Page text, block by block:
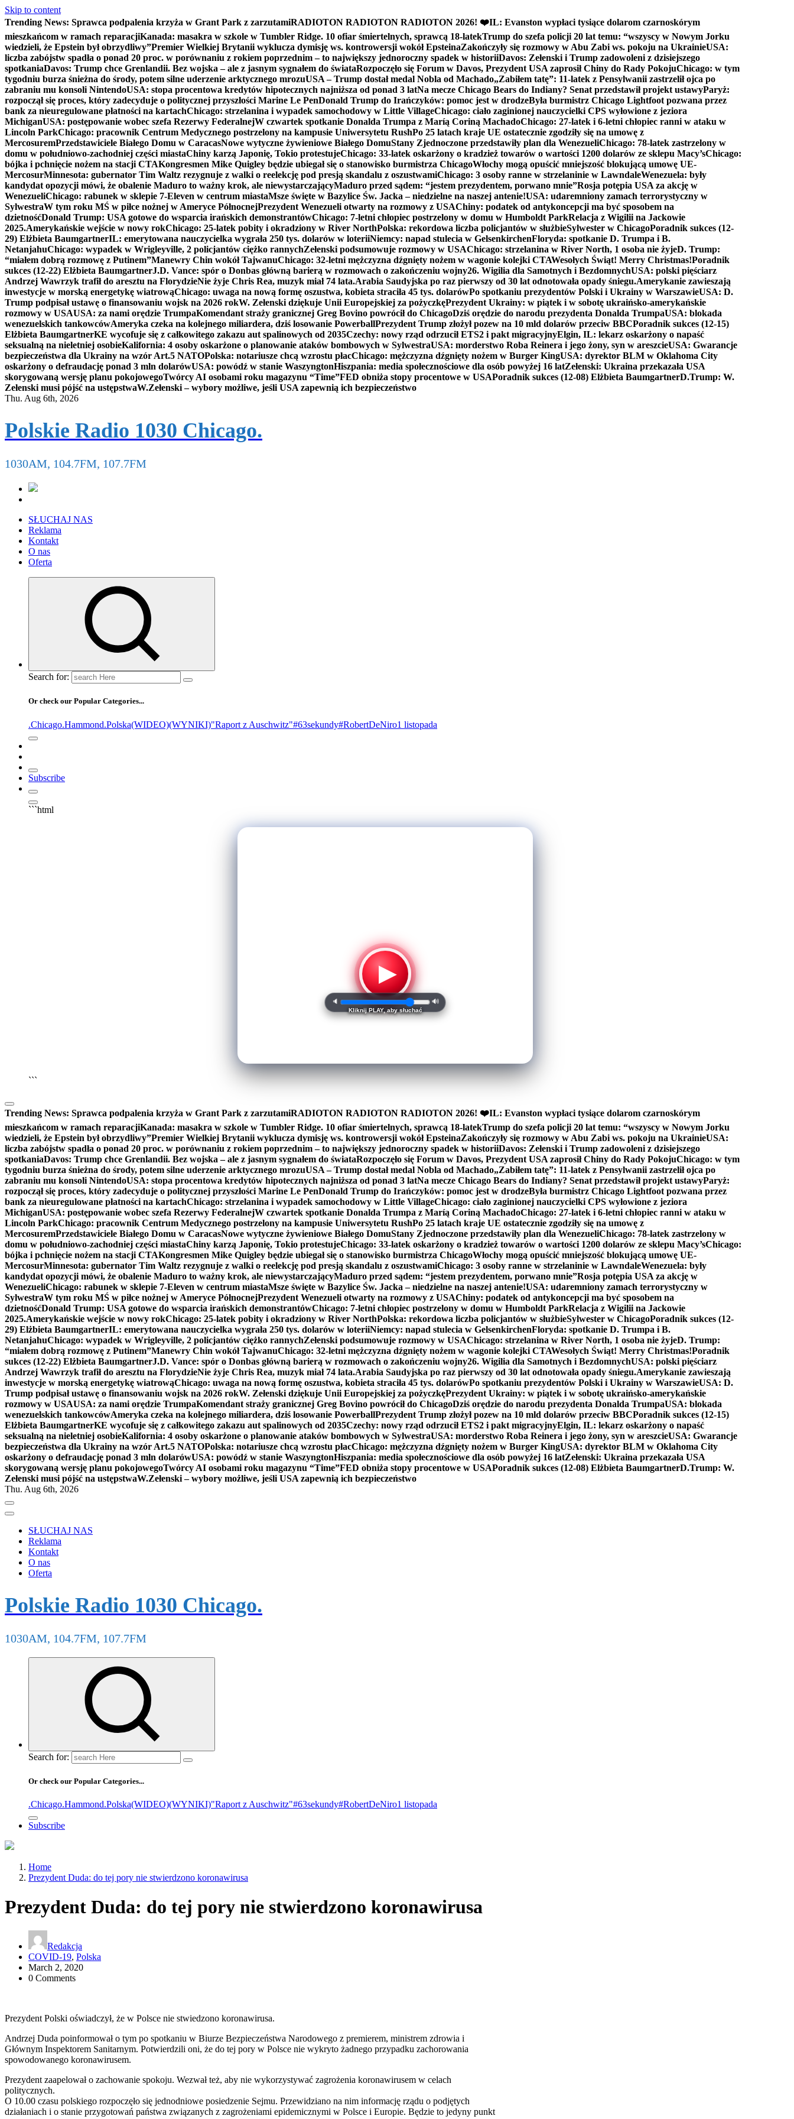
Skip to content
Trending News: Sprawca podpalenia krzyża w Grant Park z zarzutamiRADIOTON RADIOTON RADIOTON 2026! ❤️IL: Evanston wypłaci tysiące dolarom czarnoskórym
mieszkańcom w ramach reparacjiKanada: masakra w szkole w Tumbler Ridge. 10 ofiar śmiertelnych, sprawcą 18-latekTrump do szefa policji 20 lat temu: “wszyscy w Nowym Jorku
wiedzieli, że Epstein był obrzydliwy”Premier Wielkiej Brytanii wyklucza dymisję ws. kontrowersji wokół EpsteinaZakończyły się rozmowy w Abu Zabi ws. pokoju na UkrainieUSA:
liczba zabójstw spadła o ponad 20 proc. w porównaniu z rokiem poprzednim – to największy jednoroczny spadek w historiiDavos: Zełenski i Trump zadowoleni z dzisiejszego
spotkaniaDavos: Trump chce Grenlandii. Bez wojska – ale z jasnym sygnałem do świataRozpoczęło się Forum w Davos, Prezydent USA zaprosił Chiny do Rady PokojuChicago: w tym
tygodniu burza śnieżna do środy, potem silne uderzenie arktycznego mrozuUSA – Trump dostał medal Nobla od Machado„Zabiłem tatę”: 11-latek z Pensylwanii zastrzelił ojca po
zabraniu mu konsoli NintendoUSA: stopa procentowa kredytów hipotecznych najniższa od ponad 3 latNa mecze Chicago Bears do Indiany? Senat przedstawił projekt ustawyParyż:
rozpoczął się proces, który zadecyduje o politycznej przyszłości Marine Le PenDonald Trump do Irańczyków: pomoc jest w drodzeByła burmistrz Chicago Lightfoot pozwana przez
bank za nieuregulowane płatności na kartachChicago: strzelanina i wypadek samochodowy w Little VillageChicago: ciało zaginionej nauczycielki CPS wyłowione z jeziora
MichiganUSA: postępowanie wobec szefa Rezerwy FederalnejW czwartek spotkanie Donalda Trumpa z Maríą Coriną MachadoChicago: 27-latek i 6-letni chłopiec ranni w ataku w
Lincoln ParkChicago: pracownik Centrum Medycznego postrzelony na kampusie Uniwersytetu RushPo 25 latach kraje UE ostatecznie zgodziły się na umowę z
MercosuremPrzedstawiciele Białego Domu w CaracasNowe wytyczne żywieniowe Białego DomuStany Zjednoczone przedstawiły plan dla WenezueliChicago: 78-latek zastrzelony w
domu w południowo-zachodniej części miastaChiny karzą Japonię, Tokio protestujeChicago: 33-latek oskarżony o kradzież towarów o wartości 1200 dolarów ze sklepu Macy’sChicago:
bójka i pchnięcie nożem na stacji CTAKongresmen Mike Quigley będzie ubiegał się o stanowisko burmistrza ChicagoWłochy mogą opuścić mniejszość blokującą umowę UE-
MercosurMinnesota: gubernator Tim Waltz rezygnuje z walki o reelekcję pod presją skandalu z oszustwamiChicago: 3 osoby ranne w strzelaninie w LawndaleWenezuela: były
kandydat opozycji mówi, że obalenie Maduro to ważny krok, ale niewystarczającyMaduro przed sądem: “jestem prezydentem, porwano mnie”Rosja potępia USA za akcję w
WenezueliChicago: rabunek w sklepie 7-Eleven w centrum miastaMsze święte w Bazylice Św. Jacka – niedzielne na naszej antenie!USA: udaremniony zamach terrorystyczny w
SylwestraW tym roku MŚ w piłce nożnej w Ameryce PółnocnejPrezydent Wenezueli otwarty na rozmowy z USAChiny: podatek od antykoncepcji ma być sposobem na
dzietnośćDonald Trump: USA gotowe do wsparcia irańskich demonstrantówChicago: 7-letni chłopiec postrzelony w domu w Humboldt ParkRelacja z Wigilii na Jackowie
2025.Amerykańskie wejście w nowy rokChicago: 25-latek pobity i okradziony w River NorthPolska: rekordowa liczba policjantów w służbieSylwester w ChicagoPoradnik sukces (12-
29) Elżbieta BaumgartnerIL: emerytowana nauczycielka wygrała 250 tys. dolarów w loteriiNiemcy: napad stulecia w GelsenkirchenFloryda: spotkanie D. Trumpa i B.
NetanjahuChicago: wypadek w Wrigleyville, 2 policjantów ciężko rannychZełenski podsumowuje rozmowy w USAChicago: strzelanina w River North, 1 osoba nie żyjeD. Trump:
“miałem dobrą rozmowę z Putinem”Manewry Chin wokół TajwanuChicago: 32-letni mężczyzna dźgnięty nożem w wagonie kolejki CTAWesołych Świąt! Merry Christmas!Poradnik
sukces (12-22) Elżbieta BaumgartnerJ.D. Vance: spór o Donbas główną barierą w rozmowach o zakończeniu wojny26. Wigilia dla Samotnych i BezdomnychUSA: polski pięściarz
Andrzej Wawrzyk trafił do aresztu na FlorydzieNie żyje Chris Rea, muzyk miał 74 lata.Arabia Saudyjska po raz pierwszy od 30 lat odnotowała opady śniegu.Amerykanie zawieszają
inwestycje w morską energetykę wiatrowąChicago: uwaga na nową formę oszustwa, kobieta straciła 45 tys. dolarówPo spotkaniu prezydentów Polski i Ukrainy w WarszawieUSA: D.
Trump podpisał ustawę o finansowaniu wojsk na 2026 rokW. Zełenski dziękuje Unii Europejskiej za pożyczkęPrezydent Ukrainy: w piątek i w sobotę ukraińsko-amerykańskie
rozmowy w USAUSA: za nami orędzie TrumpaKomendant straży granicznej Greg Bovino powrócił do ChicagoDziś orędzie do narodu prezydenta Donalda TrumpaUSA: blokada
wenezuelskich tankowcówAmeryka czeka na kolejnego miliardera, dziś losowanie PowerballPrezydent Trump złożył pozew na 10 mld dolarów przeciw BBCPoradnik sukces (12-15)
Elżbieta BaumgartnerKE wycofuje się z całkowitego zakazu aut spalinowych od 2035Czechy: nowy rząd odrzucił ETS2 i pakt migracyjnyElgin, IL: lekarz oskarżony o napaść
seksualną na nieletniej osobieKalifornia: 4 osoby oskarżone o planowanie ataków bombowych w SylwestraUSA: morderstwo Roba Reinera i jego żony, syn w areszcieUSA: Gwarancje
bezpieczeństwa dla Ukrainy na wzór Art.5 NATOPolska: notariusze chcą wzrostu płacChicago: mężczyzna dźgnięty nożem w Burger KingUSA: dyrektor BLM w Oklahoma City
oskarżony o defraudację ponad 3 mln dolarówUSA: powódź w stanie WaszyngtonHiszpania: media społecznościowe dla osób powyżej 16 latZełenski: Ukraina przekazała USA
skorygowaną wersję planu pokojowegoTwórcy AI osobami roku magazynu “Time”FED obniża stopy procentowe w USAPoradnik sukces (12-08) Elżbieta BaumgartnerD.Trump: W.
Zełenski musi pójść na ustępstwaW.Zełenski – wybory możliwe, jeśli USA zapewnią ich bezpieczeństwo
Thu. Aug 6th, 2026
Polskie Radio 1030 Chicago.
1030AM, 104.7FM, 107.7FM
SŁUCHAJ NAS
Reklama
Kontakt
O nas
Oferta
Search for:
Or check our Popular Categories...
.Chicago.Hammond.Polska(WIDEO)(WYNIKI)"Raport z Auschwitz"#63sekundy#RobertDeNiro1 listopada
Subscribe
```html
▶
🔈 🔊
Kliknij PLAY, aby słuchać
```
Trending News: Sprawca podpalenia krzyża w Grant Park z zarzutamiRADIOTON RADIOTON RADIOTON 2026! ❤️IL: Evanston wypłaci tysiące dolarom czarnoskórym
mieszkańcom w ramach reparacjiKanada: masakra w szkole w Tumbler Ridge. 10 ofiar śmiertelnych, sprawcą 18-latekTrump do szefa policji 20 lat temu: “wszyscy w Nowym Jorku
wiedzieli, że Epstein był obrzydliwy”Premier Wielkiej Brytanii wyklucza dymisję ws. kontrowersji wokół EpsteinaZakończyły się rozmowy w Abu Zabi ws. pokoju na UkrainieUSA:
liczba zabójstw spadła o ponad 20 proc. w porównaniu z rokiem poprzednim – to największy jednoroczny spadek w historiiDavos: Zełenski i Trump zadowoleni z dzisiejszego
spotkaniaDavos: Trump chce Grenlandii. Bez wojska – ale z jasnym sygnałem do świataRozpoczęło się Forum w Davos, Prezydent USA zaprosił Chiny do Rady PokojuChicago: w tym
tygodniu burza śnieżna do środy, potem silne uderzenie arktycznego mrozuUSA – Trump dostał medal Nobla od Machado„Zabiłem tatę”: 11-latek z Pensylwanii zastrzelił ojca po
zabraniu mu konsoli NintendoUSA: stopa procentowa kredytów hipotecznych najniższa od ponad 3 latNa mecze Chicago Bears do Indiany? Senat przedstawił projekt ustawyParyż:
rozpoczął się proces, który zadecyduje o politycznej przyszłości Marine Le PenDonald Trump do Irańczyków: pomoc jest w drodzeByła burmistrz Chicago Lightfoot pozwana przez
bank za nieuregulowane płatności na kartachChicago: strzelanina i wypadek samochodowy w Little VillageChicago: ciało zaginionej nauczycielki CPS wyłowione z jeziora
MichiganUSA: postępowanie wobec szefa Rezerwy FederalnejW czwartek spotkanie Donalda Trumpa z Maríą Coriną MachadoChicago: 27-latek i 6-letni chłopiec ranni w ataku w
Lincoln ParkChicago: pracownik Centrum Medycznego postrzelony na kampusie Uniwersytetu RushPo 25 latach kraje UE ostatecznie zgodziły się na umowę z
MercosuremPrzedstawiciele Białego Domu w CaracasNowe wytyczne żywieniowe Białego DomuStany Zjednoczone przedstawiły plan dla WenezueliChicago: 78-latek zastrzelony w
domu w południowo-zachodniej części miastaChiny karzą Japonię, Tokio protestujeChicago: 33-latek oskarżony o kradzież towarów o wartości 1200 dolarów ze sklepu Macy’sChicago:
bójka i pchnięcie nożem na stacji CTAKongresmen Mike Quigley będzie ubiegał się o stanowisko burmistrza ChicagoWłochy mogą opuścić mniejszość blokującą umowę UE-
MercosurMinnesota: gubernator Tim Waltz rezygnuje z walki o reelekcję pod presją skandalu z oszustwamiChicago: 3 osoby ranne w strzelaninie w LawndaleWenezuela: były
kandydat opozycji mówi, że obalenie Maduro to ważny krok, ale niewystarczającyMaduro przed sądem: “jestem prezydentem, porwano mnie”Rosja potępia USA za akcję w
WenezueliChicago: rabunek w sklepie 7-Eleven w centrum miastaMsze święte w Bazylice Św. Jacka – niedzielne na naszej antenie!USA: udaremniony zamach terrorystyczny w
SylwestraW tym roku MŚ w piłce nożnej w Ameryce PółnocnejPrezydent Wenezueli otwarty na rozmowy z USAChiny: podatek od antykoncepcji ma być sposobem na
dzietnośćDonald Trump: USA gotowe do wsparcia irańskich demonstrantówChicago: 7-letni chłopiec postrzelony w domu w Humboldt ParkRelacja z Wigilii na Jackowie
2025.Amerykańskie wejście w nowy rokChicago: 25-latek pobity i okradziony w River NorthPolska: rekordowa liczba policjantów w służbieSylwester w ChicagoPoradnik sukces (12-
29) Elżbieta BaumgartnerIL: emerytowana nauczycielka wygrała 250 tys. dolarów w loteriiNiemcy: napad stulecia w GelsenkirchenFloryda: spotkanie D. Trumpa i B.
NetanjahuChicago: wypadek w Wrigleyville, 2 policjantów ciężko rannychZełenski podsumowuje rozmowy w USAChicago: strzelanina w River North, 1 osoba nie żyjeD. Trump:
“miałem dobrą rozmowę z Putinem”Manewry Chin wokół TajwanuChicago: 32-letni mężczyzna dźgnięty nożem w wagonie kolejki CTAWesołych Świąt! Merry Christmas!Poradnik
sukces (12-22) Elżbieta BaumgartnerJ.D. Vance: spór o Donbas główną barierą w rozmowach o zakończeniu wojny26. Wigilia dla Samotnych i BezdomnychUSA: polski pięściarz
Andrzej Wawrzyk trafił do aresztu na FlorydzieNie żyje Chris Rea, muzyk miał 74 lata.Arabia Saudyjska po raz pierwszy od 30 lat odnotowała opady śniegu.Amerykanie zawieszają
inwestycje w morską energetykę wiatrowąChicago: uwaga na nową formę oszustwa, kobieta straciła 45 tys. dolarówPo spotkaniu prezydentów Polski i Ukrainy w WarszawieUSA: D.
Trump podpisał ustawę o finansowaniu wojsk na 2026 rokW. Zełenski dziękuje Unii Europejskiej za pożyczkęPrezydent Ukrainy: w piątek i w sobotę ukraińsko-amerykańskie
rozmowy w USAUSA: za nami orędzie TrumpaKomendant straży granicznej Greg Bovino powrócił do ChicagoDziś orędzie do narodu prezydenta Donalda TrumpaUSA: blokada
wenezuelskich tankowcówAmeryka czeka na kolejnego miliardera, dziś losowanie PowerballPrezydent Trump złożył pozew na 10 mld dolarów przeciw BBCPoradnik sukces (12-15)
Elżbieta BaumgartnerKE wycofuje się z całkowitego zakazu aut spalinowych od 2035Czechy: nowy rząd odrzucił ETS2 i pakt migracyjnyElgin, IL: lekarz oskarżony o napaść
seksualną na nieletniej osobieKalifornia: 4 osoby oskarżone o planowanie ataków bombowych w SylwestraUSA: morderstwo Roba Reinera i jego żony, syn w areszcieUSA: Gwarancje
bezpieczeństwa dla Ukrainy na wzór Art.5 NATOPolska: notariusze chcą wzrostu płacChicago: mężczyzna dźgnięty nożem w Burger KingUSA: dyrektor BLM w Oklahoma City
oskarżony o defraudację ponad 3 mln dolarówUSA: powódź w stanie WaszyngtonHiszpania: media społecznościowe dla osób powyżej 16 latZełenski: Ukraina przekazała USA
skorygowaną wersję planu pokojowegoTwórcy AI osobami roku magazynu “Time”FED obniża stopy procentowe w USAPoradnik sukces (12-08) Elżbieta BaumgartnerD.Trump: W.
Zełenski musi pójść na ustępstwaW.Zełenski – wybory możliwe, jeśli USA zapewnią ich bezpieczeństwo
Thu. Aug 6th, 2026
SŁUCHAJ NAS
Reklama
Kontakt
O nas
Oferta
Polskie Radio 1030 Chicago.
1030AM, 104.7FM, 107.7FM
Search for:
Or check our Popular Categories...
.Chicago.Hammond.Polska(WIDEO)(WYNIKI)"Raport z Auschwitz"#63sekundy#RobertDeNiro1 listopada
Subscribe
Home
Prezydent Duda: do tej pory nie stwierdzono koronawirusa
Prezydent Duda: do tej pory nie stwierdzono koronawirusa
Redakcja
COVID-19, Polska
March 2, 2020
0 Comments
Prezydent Polski oświadczył, że w Polsce nie stwiedzono koronawirusa.
Andrzej Duda poinformował o tym po spotkaniu w Biurze Bezpieczeństwa Narodowego z premierem, ministrem zdrowia i
Głównym Inspektorem Sanitarnym. Potwierdzili oni, że do tej pory w Polsce nie wykryto żadnego przypadku zachorowania
spowodowanego koronawirusem.
Prezydent zaapelował o zachowanie spokoju. Wezwał też, aby nie wykorzystywać zagrożenia koronawirusem w celach
politycznych.
O 10.00 czasu polskiego rozpoczęło się jednodniowe posiedzenie Sejmu. Przewidziano na nim informację rządu o podjętych
działaniach i o stanie przygotowań państwa związanych z zagrożeniami epidemicznymi w Polsce i Europie. Będzie to jedyny punkt